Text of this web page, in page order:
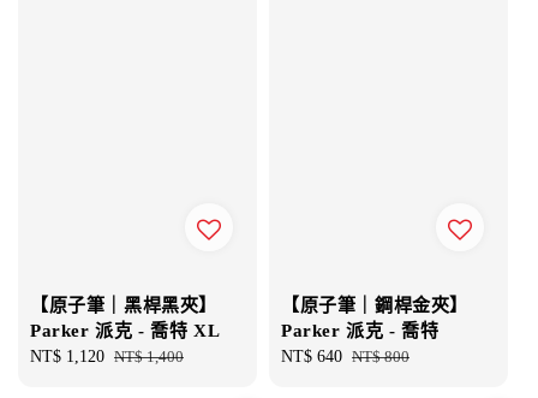
【原子筆｜黑桿黑夾】
Parker 派克 - 喬特 XL
Sale
NT$ 1,120 Regular
NT$ 1,400
【原子筆｜鋼桿金夾】
Parker 派克 - 喬特
Sale
NT$ 640 Regular
NT$ 800